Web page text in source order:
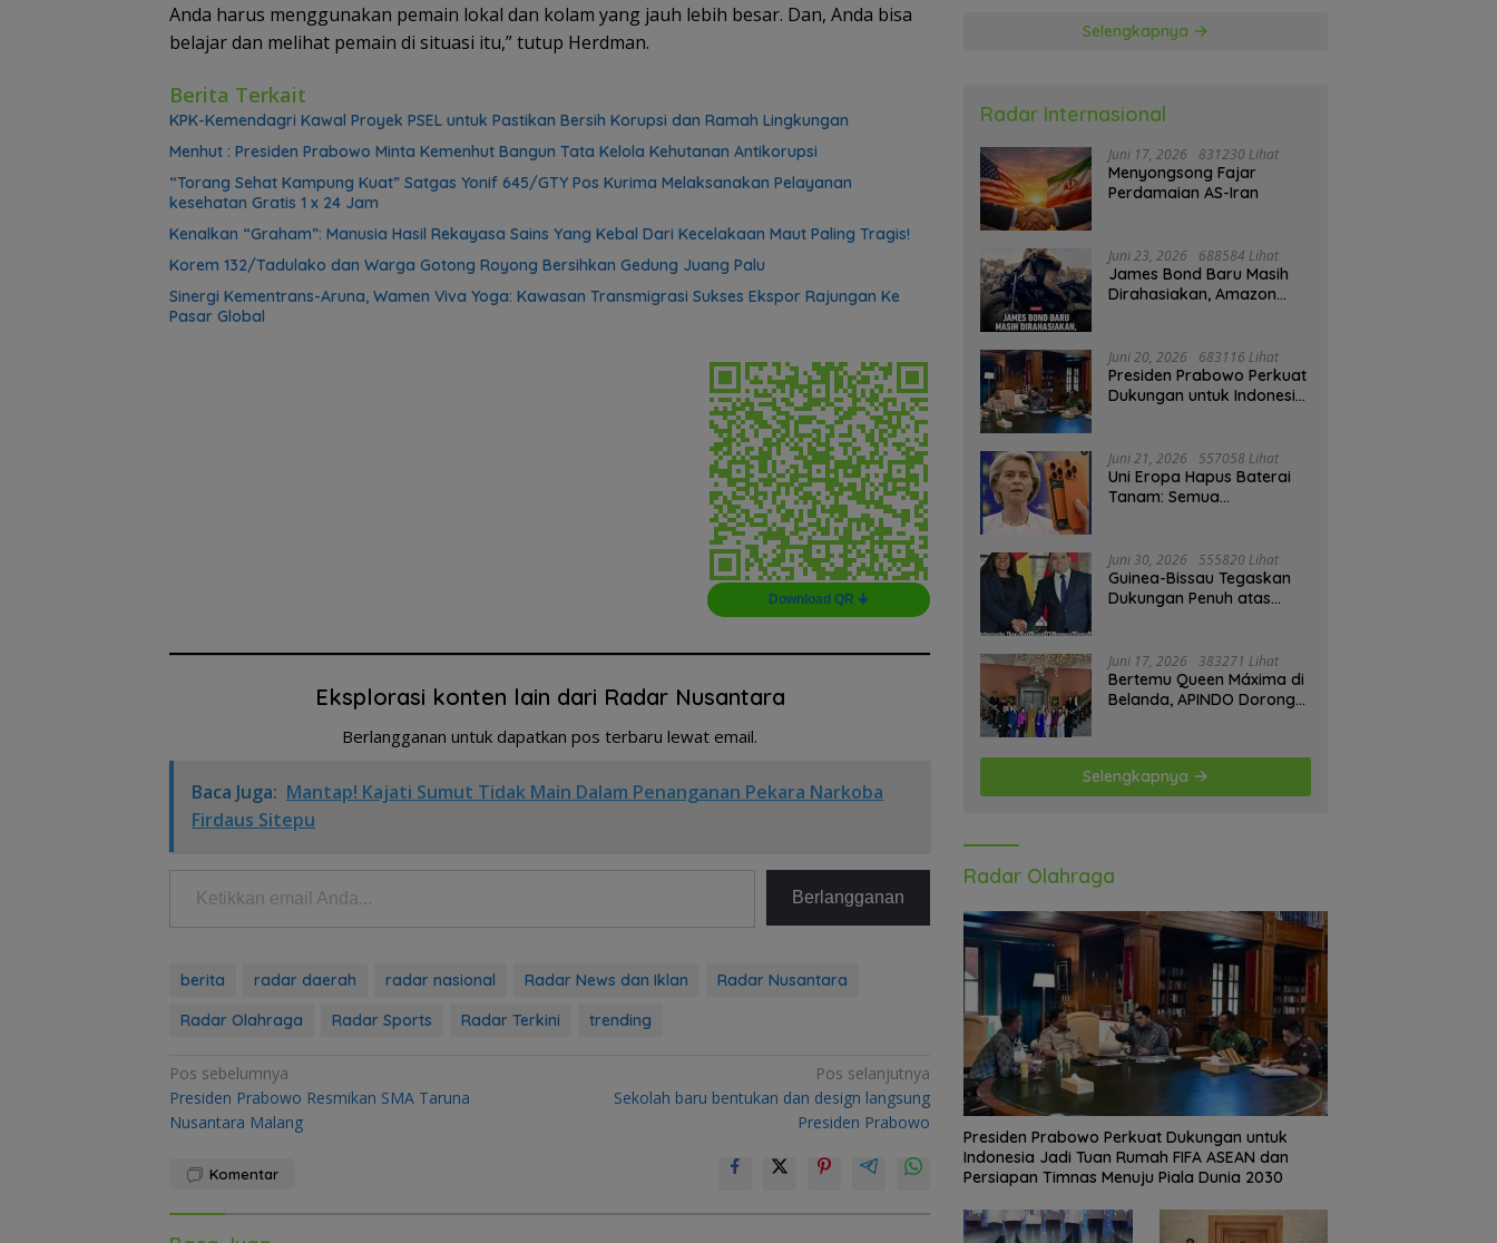
Anda harus menggunakan pemain lokal dan kolam yang jauh lebih besar. Dan, Anda bisa
belajar dan melihat pemain di situasi itu,” tutup Herdman.
Berita Terkait
KPK-Kemendagri Kawal Proyek PSEL untuk Pastikan Bersih Korupsi dan Ramah Lingkungan
Menhut : Presiden Prabowo Minta Kemenhut Bangun Tata Kelola Kehutanan Antikorupsi
“Torang Sehat Kampung Kuat” Satgas Yonif 645/GTY Pos Kurima Melaksanakan Pelayanan
kesehatan Gratis 1 x 24 Jam
Kenalkan “Graham”: Manusia Hasil Rekayasa Sains Yang Kebal Dari Kecelakaan Maut Paling Tragis!
Korem 132/Tadulako dan Warga Gotong Royong Bersihkan Gedung Juang Palu
Sinergi Kementrans-Aruna, Wamen Viva Yoga: Kawasan Transmigrasi Sukses Ekspor Rajungan Ke
Pasar Global
Download QR 🠋
Eksplorasi konten lain dari Radar Nusantara
Berlangganan untuk dapatkan pos terbaru lewat email.
Baca Juga: Mantap! Kajati Sumut Tidak Main Dalam Penanganan Pekara Narkoba
Firdaus Sitepu
Ketikkan email Anda...
Berlangganan
berita radar daerah radar nasional Radar News dan Iklan
Radar Nusantara
Radar Olahraga
Radar Sports Radar Terkini trending
Navigasi
pos
Pos sebelumnya
Presiden Prabowo Resmikan SMA Taruna
Nusantara Malang
Pos selanjutnya
Sekolah baru bentukan dan design langsung
Presiden Prabowo
Komentar
Selengkapnya
Radar Internasional
Juni 17, 2026 831230 Lihat
Menyongsong Fajar
Perdamaian AS-Iran
Juni 23, 2026 688584 Lihat
James Bond Baru Masih
Dirahasiakan, Amazon
Juni 20, 2026 683116 Lihat
Presiden Prabowo Perkuat
Dukungan untuk Indonesia
Timnas Menuju Piala Dunia
2030
Juni 21, 2026 557058 Lihat
Uni Eropa Hapus Baterai
Tanam: Semua
Juni 30, 2026 555820 Lihat
Guinea-Bissau Tegaskan
Dukungan Penuh atas
Juni 17, 2026 383271 Lihat
Bertemu Queen Máxima di
Belanda, APINDO Dorong
Selengkapnya
Radar Olahraga
Presiden Prabowo Perkuat Dukungan untuk
Indonesia Jadi Tuan Rumah FIFA ASEAN dan
Persiapan Timnas Menuju Piala Dunia 2030